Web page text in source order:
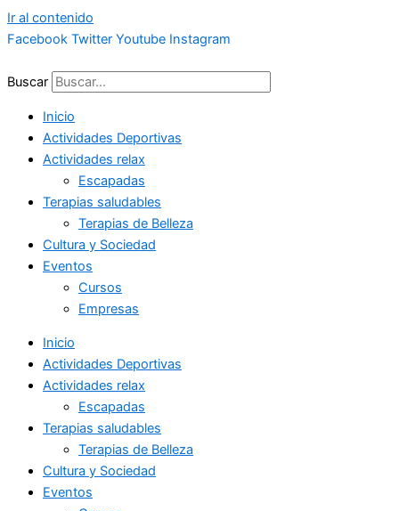
Ir al contenido
Facebook Twitter Youtube Instagram
Buscar
Inicio
Actividades Deportivas
Actividades relax
Escapadas
Terapias saludables
Terapias de Belleza
Cultura y Sociedad
Eventos
Cursos
Empresas
Inicio
Actividades Deportivas
Actividades relax
Escapadas
Terapias saludables
Terapias de Belleza
Cultura y Sociedad
Eventos